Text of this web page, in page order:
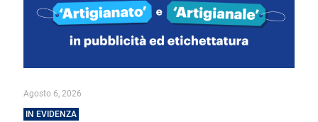
Agosto 6, 2026
IN EVIDENZA